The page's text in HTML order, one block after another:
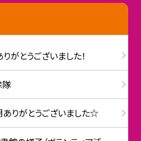
とうございました！
隊
ありがとうございました☆